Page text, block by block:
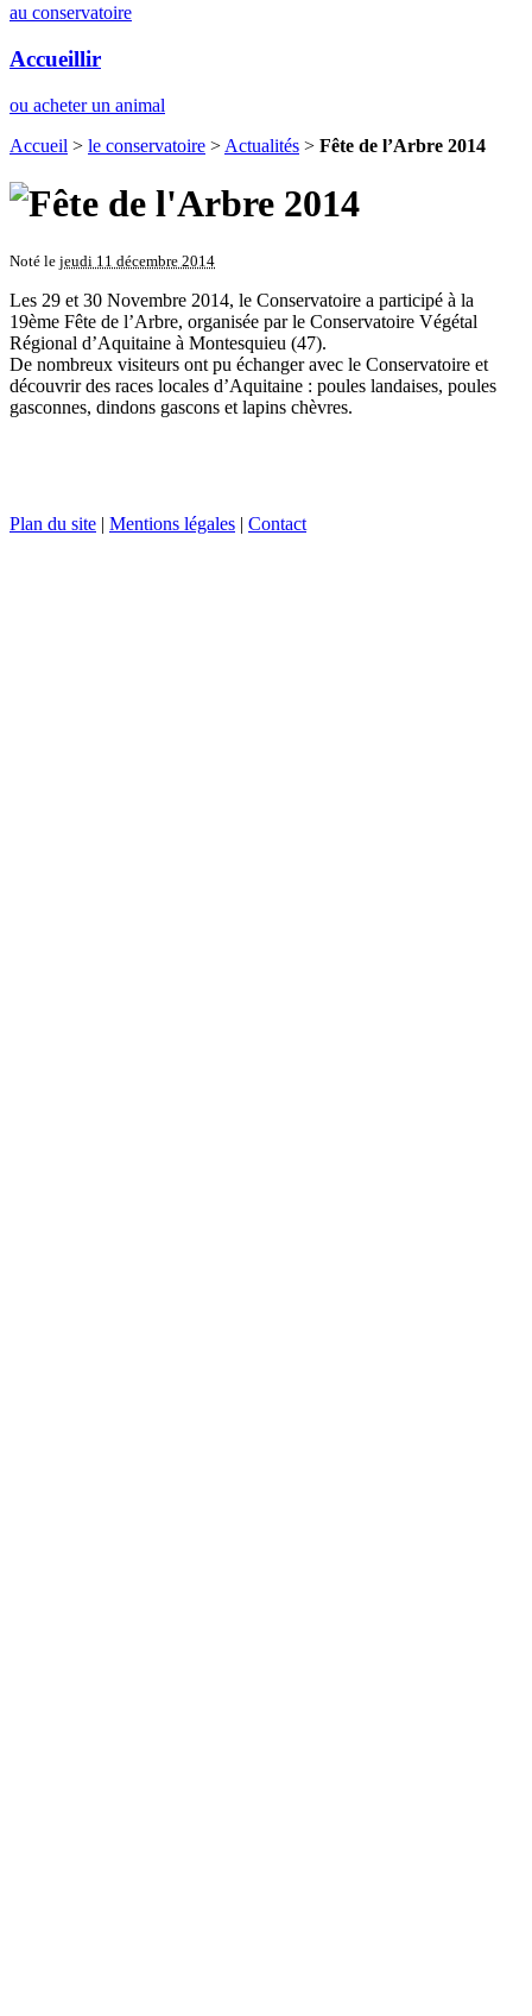
au conservatoire
Accueillir
ou acheter un animal
Accueil > le conservatoire > Actualités > Fête de l’Arbre 2014
Noté le jeudi 11 décembre 2014
Les 29 et 30 Novembre 2014, le Conservatoire a participé à la
19ème Fête de l’Arbre, organisée par le Conservatoire Végétal
Régional d’Aquitaine à Montesquieu (47).
De nombreux visiteurs ont pu échanger avec le Conservatoire et
découvrir des races locales d’Aquitaine : poules landaises, poules
gasconnes, dindons gascons et lapins chèvres.
Plan du site | Mentions légales | Contact